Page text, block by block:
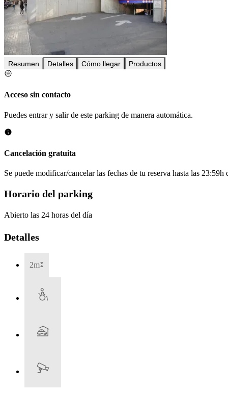
Resumen Detalles Cómo llegar Productos
Acceso sin contacto
Puedes entrar y salir de este parking de manera automática.
Cancelación gratuita
Se puede modificar/cancelar las fechas de tu reserva hasta las
Horario del parking
Abierto las 24 horas del día
Detalles
2m